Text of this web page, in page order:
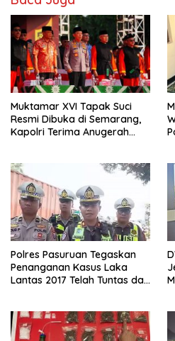
o
k
p
p
n
Muktamar XVI Tapak Suci
Resmi Dibuka di Semarang,
Kapolri Terima Anugerah
Polres Pasuruan Tegaskan
Penanganan Kasus Laka
Lantas 2017 Telah Tuntas dan